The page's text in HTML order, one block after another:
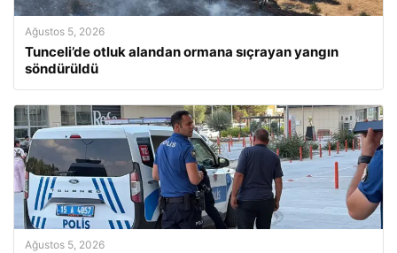
Ağustos 5, 2026
Tunceli’de otluk alandan ormana sıçrayan yangın
söndürüldü
Ağustos 5, 2026